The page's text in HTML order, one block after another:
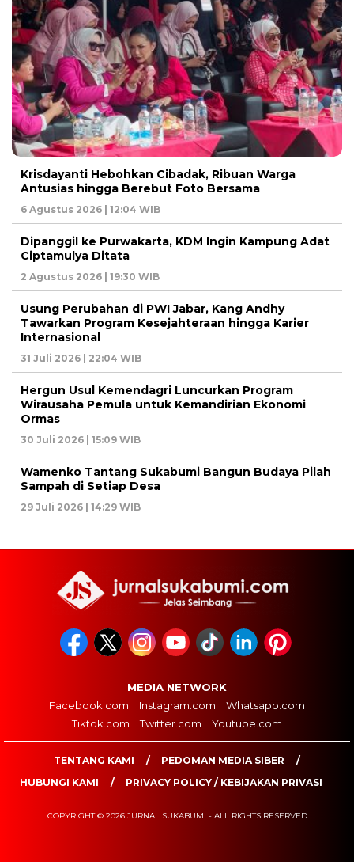
Krisdayanti Hebohkan Cibadak, Ribuan Warga
Antusias hingga Berebut Foto Bersama
6 Agustus 2026 | 12:04 WIB
Dipanggil ke Purwakarta, KDM Ingin Kampung Adat
Ciptamulya Ditata
2 Agustus 2026 | 19:30 WIB
Usung Perubahan di PWI Jabar, Kang Andhy
Tawarkan Program Kesejahteraan hingga Karier
Internasional
31 Juli 2026 | 22:04 WIB
Hergun Usul Kemendagri Luncurkan Program
Wirausaha Pemula untuk Kemandirian Ekonomi
Ormas
30 Juli 2026 | 15:09 WIB
Wamenko Tantang Sukabumi Bangun Budaya Pilah
Sampah di Setiap Desa
29 Juli 2026 | 14:29 WIB
MEDIA NETWORK
Facebook.com
Instagram.com
Whatsapp.com
Tiktok.com
Twitter.com Youtube.com
TENTANG KAMI
PEDOMAN MEDIA SIBER
HUBUNGI KAMI
PRIVACY POLICY / KEBIJAKAN PRIVASI
COPYRIGHT © 2026 JURNAL SUKABUMI - ALL RIGHTS RESERVED